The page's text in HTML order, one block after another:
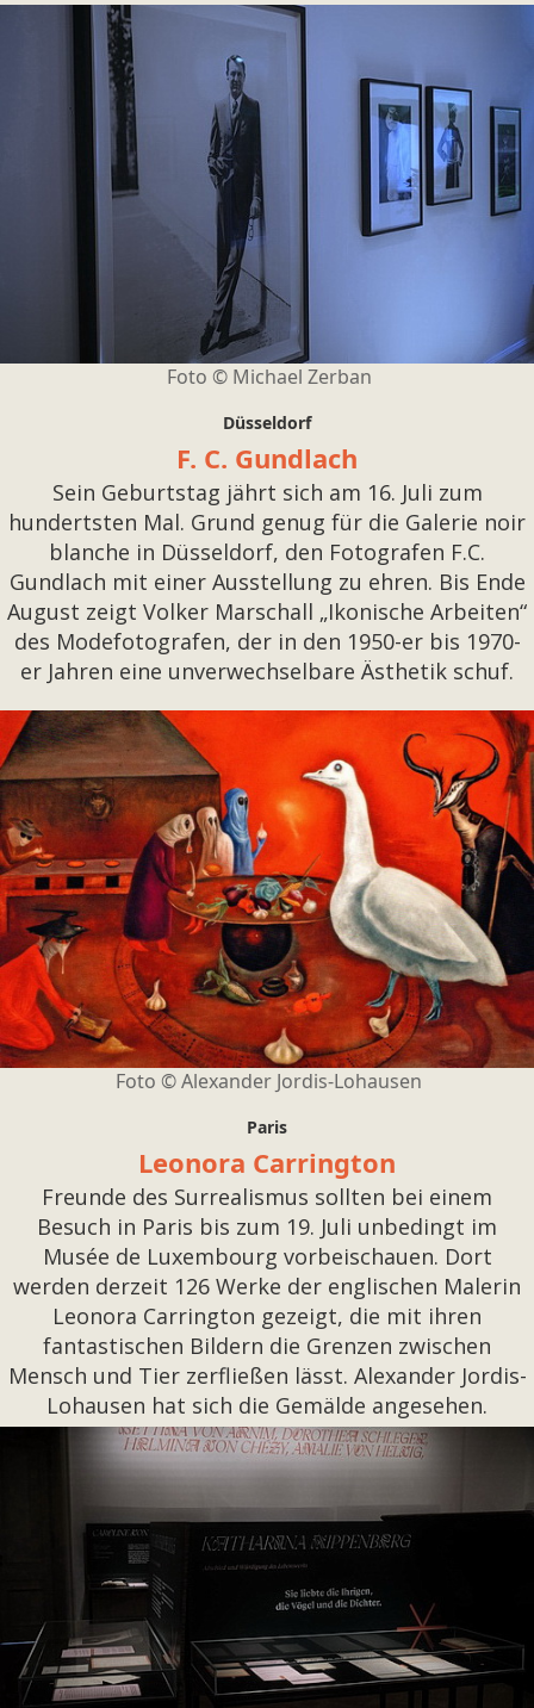
Foto © Michael Zerban
Düsseldorf
F. C. Gundlach
Sein Geburtstag jährt sich am 16. Juli zum
hundertsten Mal. Grund genug für die Galerie noir
blanche in Düsseldorf, den Fotografen F.C.
Gundlach mit einer Ausstellung zu ehren. Bis Ende
August zeigt Volker Marschall „Ikonische Arbeiten“
des Modefotografen, der in den 1950-er bis 1970-
er Jahren eine unverwechselbare Ästhetik schuf.
Foto © Alexander Jordis-Lohausen
Paris
Leonora Carrington
Freunde des Surrealismus sollten bei einem
Besuch in Paris bis zum 19. Juli unbedingt im
Musée de Luxembourg vorbeischauen. Dort
werden derzeit 126 Werke der englischen Malerin
Leonora Carrington gezeigt, die mit ihren
fantastischen Bildern die Grenzen zwischen
Mensch und Tier zerfließen lässt. Alexander Jordis-
Lohausen hat sich die Gemälde angesehen.